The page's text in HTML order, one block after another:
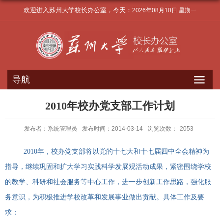
欢迎进入苏州大学校长办公室，今天： 2026年08月10日 星期一
导航
2010年校办党支部工作计划
发布者：系统管理员 发布时间：2014-03-14 浏览次数： 2053
2010年，校办党支部将以党的十七大和十七届四中全会精神为
指导，继续巩固和扩大学习实践科学发展观活动成果，紧密围绕学校
的教学、科研和社会服务等中心工作，进一步创新工作思路，强化服
务意识，为积极推进学校改革和发展事业做出贡献。具体工作及要
求：